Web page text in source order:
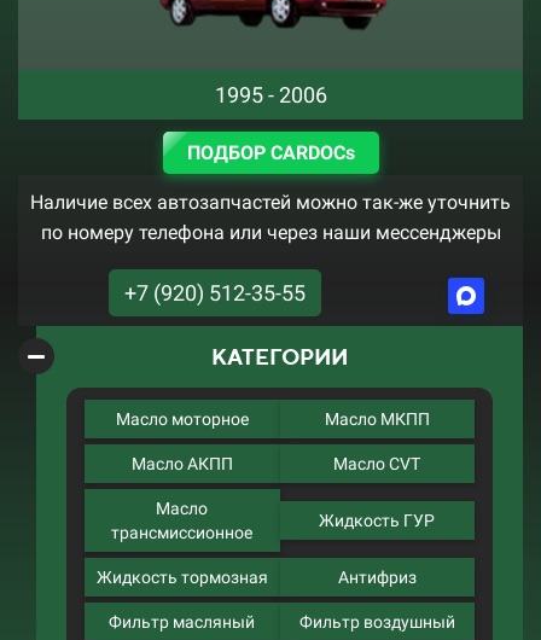
1995 - 2006
ПОДБОР CARDOCs
Наличие всех автозапчастей можно так-же уточнить
по номеру телефона или через наши мессенджеры
+7 (920) 512-35-55
КАТЕГОРИИ
Масло моторное Масло МКПП
Масло АКПП Масло CVT
Масло
трансмиссионное
Жидкость ГУР
Жидкость тормозная Антифриз
Фильтр масляный Фильтр воздушный